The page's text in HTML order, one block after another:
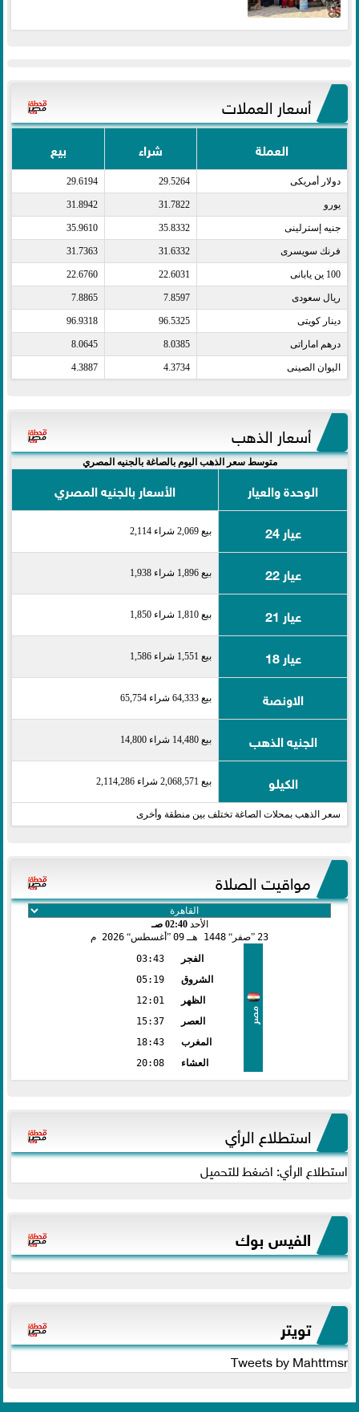
أسعار العملات
العملة شراء بيع
دولار أمريكى​ 29.5264
29.6194
يورو​ 31.7822
31.8942
جنيه إسترلينى​ 35.8332
35.9610
فرنك سويسرى​ 31.6332
31.7363
100 ين يابانى​ 22.6031
22.6760
ريال سعودى​ 7.8597
7.8865
دينار كويتى​ 96.5325
96.9318
درهم اماراتى​ 8.0385
8.0645
اليوان الصينى​ 4.3734
4.3887
أسعار الذهب
متوسط سعر الذهب اليوم بالصاغة بالجنيه المصري
الوحدة والعيار
الأسعار بالجنيه المصري
عيار 24
بيع 2,069 شراء 2,114
عيار 22 بيع 1,896 شراء 1,938
عيار 21 بيع 1,810 شراء 1,850
عيار 18 بيع 1,551 شراء 1,586
الاونصة بيع 64,333 شراء 65,754
الجنيه الذهب بيع 14,480 شراء 14,800
الكيلو بيع 2,068,571 شراء 2,114,286
سعر الذهب بمحلات الصاغة تختلف بين منطقة وأخرى
مواقيت الصلاة
الأحد02:40 صـ
23 صفر 1448 هـ 09 أغسطس 2026 م
مصر
الفجر
03:43
الشروق
05:19
الظهر
12:01
العصر
15:37
المغرب
18:43
العشاء
20:08
استطلاع الرأي
استطلاع الرأي: اضغط للتحميل
الفيس بوك
تويتر
Tweets by Mahttmsr